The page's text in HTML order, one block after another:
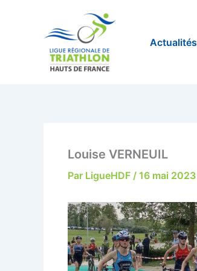
Actualités
Louise VERNEUIL
Par LigueHDF / 16 mai 2023